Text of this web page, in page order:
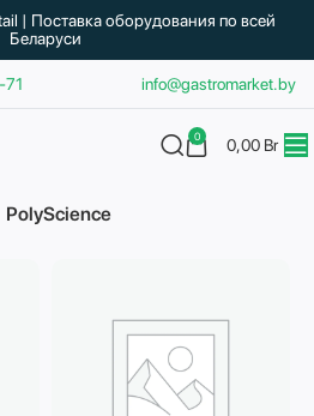
info@gastromarket.by
0 0,00 Br
PolyScience
| Поставка оборудования по всей
Беларуси